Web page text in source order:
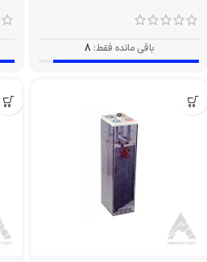
باقی مانده فقط: 8